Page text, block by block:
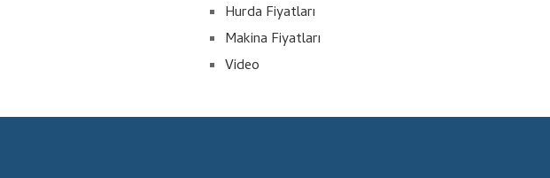
Hurda Fiyatları
Makina Fiyatları
Video